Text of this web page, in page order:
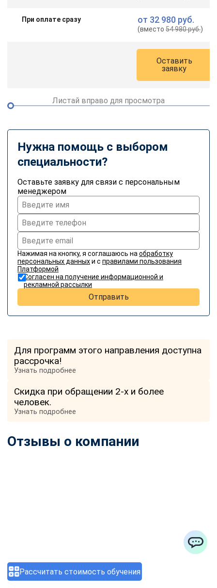
Рассчитать стоимость обучения
При оплате сразу от 32 980 руб.
(вместо54 980 руб.)
Оставить
заявку
Листай вправо для просмотра
Нужна помощь с выбором
специальности?
Оставьте заявку для связи с персональным
менеджером
Нажимая на кнопку, я соглашаюсь на обработку
персональных данныхи с правилами пользования
Платформой
Согласен на получение информационной и
рекламной рассылки
Отправить
Для программ этого направления доступна
рассрочка!
Узнать подробнее
Скидка при обращении 2-х и более
человек.
Узнать подробнее
Отзывы о компании
ChatApp
online
Мессенджеры
Свяжитесь с нами через любой удобный мессенджер!
Telegram WhatsApp
Vkontakte EMail
Max